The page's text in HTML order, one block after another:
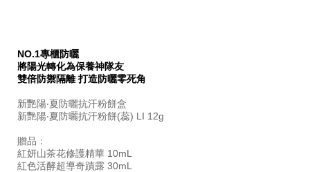
shiseido.com.tw/
SB000003282.html
編
號。
NO.1專櫃防曬
將陽光轉化為保養神隊友
雙倍防禦隔離 打造防曬零死角
新艷陽‧夏防曬抗汗粉餅盒
新艷陽‧夏防曬抗汗粉餅(蕊) LI 12g
贈品：
紅妍山茶花修護精華 10mL
紅色活酵超導奇蹟露 30mL